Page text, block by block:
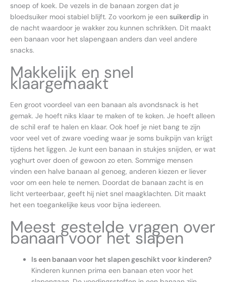
snoep of koek. De vezels in de banaan zorgen dat je
bloedsuiker mooi stabiel blijft. Zo voorkom je een suikerdip in
de nacht waardoor je wakker zou kunnen schrikken. Dit maakt
een banaan voor het slapengaan anders dan veel andere
snacks.
Makkelijk en snel
klaargemaakt
Een groot voordeel van een banaan als avondsnack is het
gemak. Je hoeft niks klaar te maken of te koken. Je hoeft alleen
de schil eraf te halen en klaar. Ook hoef je niet bang te zijn
voor veel vet of zware voeding waar je soms buikpijn van krijgt
tijdens het liggen. Je kunt een banaan in stukjes snijden, er wat
yoghurt over doen of gewoon zo eten. Sommige mensen
vinden een halve banaan al genoeg, anderen kiezen er liever
voor om een hele te nemen. Doordat de banaan zacht is en
licht verteerbaar, geeft hij niet snel maagklachten. Dit maakt
het een toegankelijke keus voor bijna iedereen.
Meest gestelde vragen over
banaan voor het slapen
Is een banaan voor het slapen geschikt voor kinderen?
Kinderen kunnen prima een banaan eten voor het